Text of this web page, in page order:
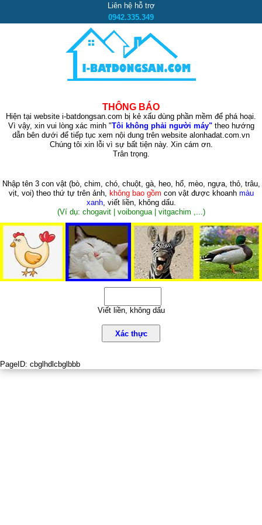
Liên hệ hỗ trợ
0942.335.349
THÔNG BÁO
Hiện tại website i-batdongsan.com bị kẻ xấu dùng phần mềm để phá hoại.
Vì vậy, xin vui lòng xác minh "Tôi không phải người máy"theo hướng
dẫn bên dưới để tiếp tục xem nội dung trên website alonhadat.com.vn
Chúng tôi xin lỗi vì sự bất tiện này. Xin cám ơn.
Trân trọng.
Nhập tên 3 con vật (bò, chim, chó, chuột, gà, heo, hổ, mèo, ngựa, thỏ, trâu,
vịt, voi)theo thứ tự trên ảnh, không bao gồm con vật được khoanh màu
xanh, viết liền, không dấu.
(Ví dụ: chogavit | voibongua | vitgachim ,...)
Viết liền, không dấu
Xác thực
PageID: cbglhdlcbglbbb